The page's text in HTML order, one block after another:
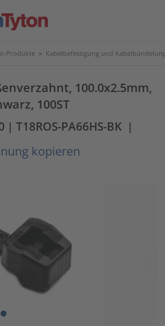
Produkte > Kabelbefestigung und
100.0x2.5mm,
100ST
| T18ROS-PA66HS-BK |
kopieren